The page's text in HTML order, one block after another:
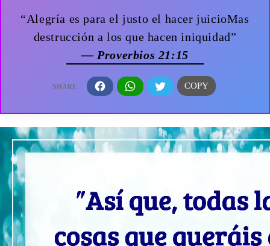
“Alegría es para el justo el hacer juicioMas
destrucción a los que hacen iniquidad”
— Proverbios 21:15